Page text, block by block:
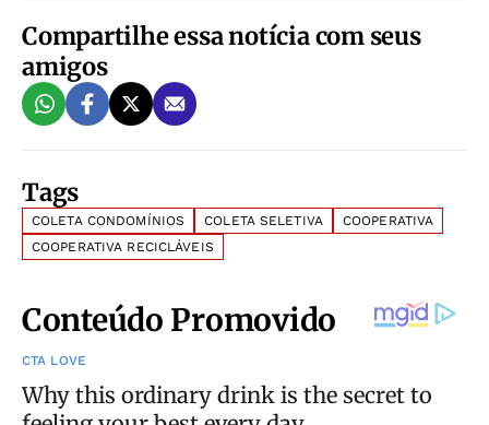
Compartilhe essa notícia com seus
amigos
Tags
COLETA CONDOMÍNIOS COLETA SELETIVA
COOPERATIVA
COOPERATIVA RECICLÁVEIS